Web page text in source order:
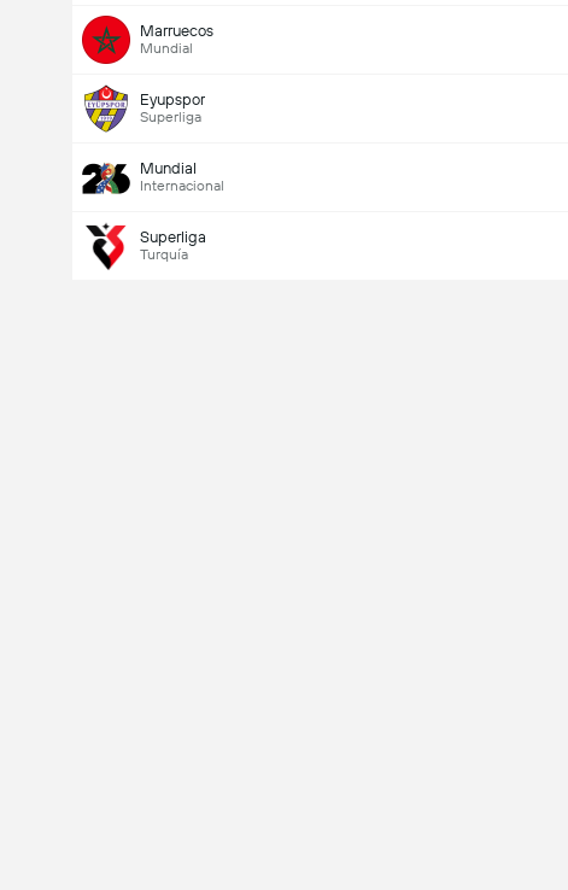
Marruecos
Mundial
Eyupspor
Superliga
Mundial
Internacional
Superliga
Turquía